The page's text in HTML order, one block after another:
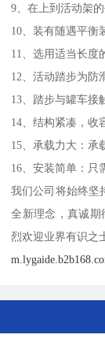
9、在上到活动架
10、装有随遇平衡
11、选用适当长度
12、活动踏步为防
13、踏步与罐车接
14、结构紧凑，收
15、承载力大：承
16、安装简单：只
我们公司将始终坚
全新理念，真诚期
烈欢迎业界有识之